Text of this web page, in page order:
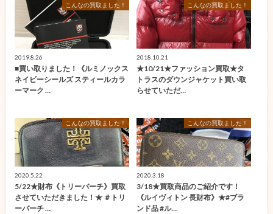
こんなの買取ました！
2019.8.26
■買い取りました！《ルミノックス
ネイビーシールズ スティールカラ
ーマーク …
こんなの買取ました！
2018.10.21
★10/21★ファッション買取★タ
トラスのダウンジャケット買い取
らせていただ…
こんなの買取ました！
2020.5.22
5/22★財布《トリーバーチ》買取
させていただきました！★ ＃トリ
ーバーチ …
こんなの買取ました！
2020.3.18
3/18★買取商品のご紹介です！
《ルイヴィトン 長財布》★#ブラ
ンド品 #ル…